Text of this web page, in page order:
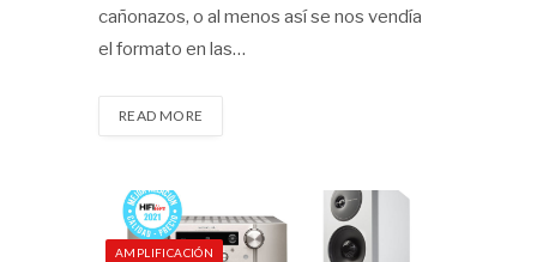
cañonazos, o al menos así se nos vendía
el formato en las…
READ MORE
AMPLIFICACIÓN